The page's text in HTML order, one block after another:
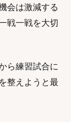
会は激減する
戦一戦を大切
ら練習試合に
整えようと最